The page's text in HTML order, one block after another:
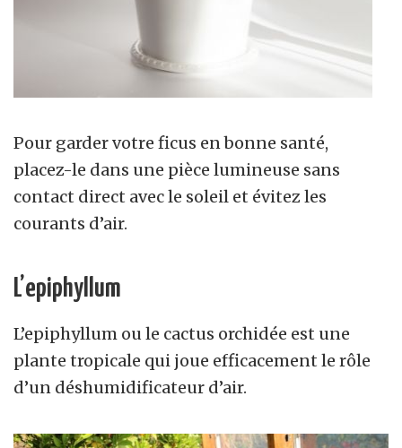
Pour garder votre ficus en bonne santé,
placez-le dans une pièce lumineuse sans
contact direct avec le soleil et évitez les
courants d’air.
L’epiphyllum
L’epiphyllum ou le cactus orchidée est une
plante tropicale qui joue efficacement le rôle
d’un déshumidificateur d’air.